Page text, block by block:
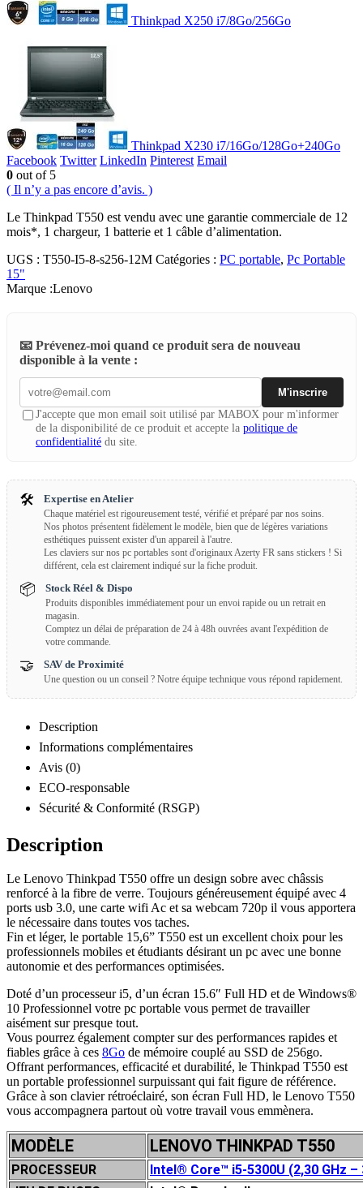
Thinkpad X250 i7/8Go/256Go
Thinkpad X230 i7/16Go/128Go+240Go
Facebook Twitter LinkedIn Pinterest Email
0 out of 5
( Il n’y a pas encore d’avis. )
Le Thinkpad T550 est vendu avec une garantie commerciale de 12
mois*, 1 chargeur, 1 batterie et 1 câble d’alimentation.
UGS : T550-I5-8-s256-12M Catégories : PC portable, Pc Portable
15"
Marque :Lenovo
📧 Prévenez-moi quand ce produit sera de nouveau
disponible à la vente :
M'inscrire
J'accepte que mon email soit utilisé par MABOX pour m'informer
de la disponibilité de ce produit et accepte la politique de
confidentialité du site.
🛠️ Expertise en Atelier
Chaque matériel est rigoureusement testé, vérifié et préparé par nos soins.
Nos photos présentent fidèlement le modèle, bien que de légères variations
esthétiques puissent exister d'un appareil à l'autre.
Les claviers sur nos pc portables sont d'originaux Azerty FR sans stickers ! Si
différent, cela est clairement indiqué sur la fiche produit.
📦 Stock Réel & Dispo
Produits disponibles immédiatement pour un envoi rapide ou un retrait en
magasin.
Comptez un délai de préparation de 24 à 48h ouvrées avant l'expédition de
votre commande.
🤝 SAV de Proximité
Une question ou un conseil ? Notre équipe technique vous répond rapidement.
Description
Informations complémentaires
Avis (0)
ECO-responsable
Sécurité & Conformité (RSGP)
Description
Le Lenovo Thinkpad T550 offre un design sobre avec châssis
renforcé à la fibre de verre. Toujours généreusement équipé avec 4
ports usb 3.0, une carte wifi Ac et sa webcam 720p il vous apportera
le nécessaire dans toutes vos taches.
Fin et léger, le portable 15,6” T550 est un excellent choix pour les
professionnels mobiles et étudiants désirant un pc avec une bonne
autonomie et des performances optimisées.
Doté d’un processeur i5, d’un écran 15.6″ Full HD et de Windows®
10 Professionnel votre pc portable vous permet de travailler
aisément sur presque tout.
Vous pourrez également compter sur des performances rapides et
fiables grâce à ces 8Go de mémoire couplé au SSD de 256go.
Offrant performances, efficacité et durabilité, le Thinkpad T550 est
un portable professionnel surpuissant qui fait figure de référence.
Grâce à son clavier rétroéclairé, son écran Full HD, le Lenovo T550
vous accompagnera partout où votre travail vous emmènera.
MODÈLE LENOVO THINKPAD T550
PROCESSEUR
Intel® Core™ i5-5300U (2,30 GHz